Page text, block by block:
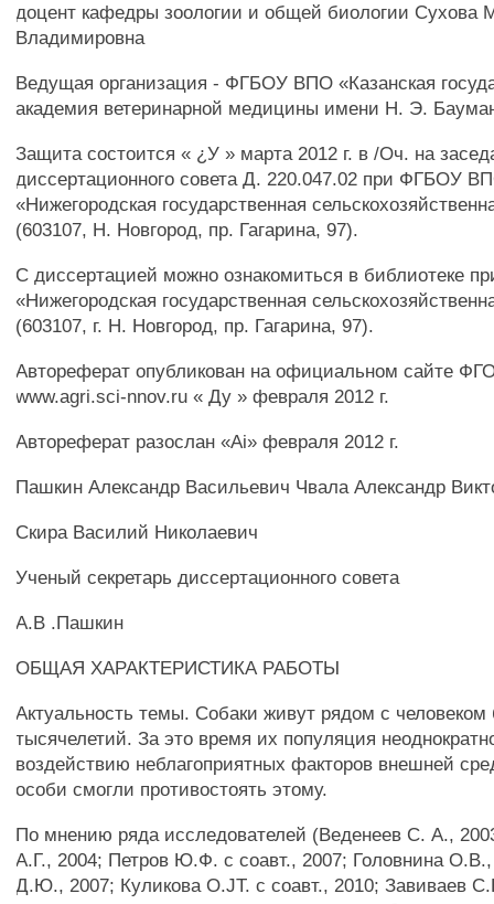
доцент кафедры зоологии и общей биологии Сухова
Владимировна
Ведущая организация - ФГБОУ ВПО «Казанская
академия ветеринарной медицины имени Н. Э.
Защита состоится « ¿У » марта 2012 г. в /Оч. на
диссертационного совета Д. 220.047.02 при ФГБОУ
«Нижегородская государственная
(603107, Н. Новгород, пр. Гагарина, 97).
С диссертацией можно ознакомиться в библиотеке
«Нижегородская государственная
(603107, г. Н. Новгород, пр. Гагарина, 97).
Автореферат опубликован на официальном сайте
www.agri.sci-nnov.ru « Ду » февраля 2012 г.
Автореферат разослан «Аі» февраля 2012 г.
Пашкин Александр Васильевич Чвала Александр
Скира Василий Николаевич
Ученый секретарь диссертационного совета
А.В .Пашкин
ОБЩАЯ ХАРАКТЕРИСТИКА РАБОТЫ
Актуальность темы. Собаки живут рядом с человеком
тысячелетий. За это время их популяция
воздействию неблагоприятных факторов внешней
особи смогли противостоять этому.
По мнению ряда исследователей (Веденеев С. А.,
А.Г., 2004; Петров Ю.Ф. с соавт., 2007; Головнина О.В.,
Д.Ю., 2007; Куликова O.JT. с соавт., 2010; Завиваев